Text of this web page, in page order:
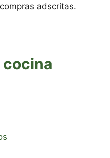
adscritas.
cocina